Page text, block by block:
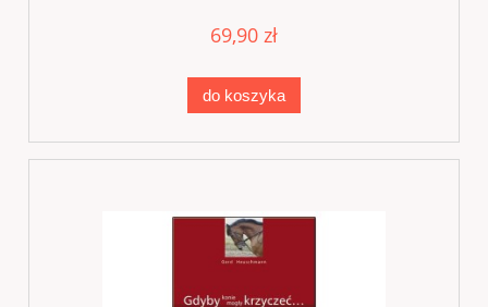
69,90 zł
do koszyka